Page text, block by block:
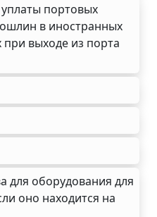
портовых
в иностранных
выходе из порта
для оборудования для
оно находится на